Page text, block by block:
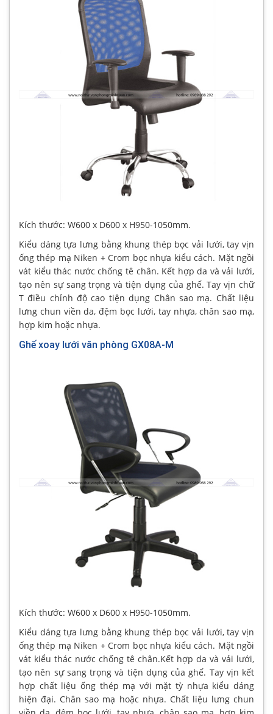
Kích thước: W600 x D600 x H950-1050mm.
Kiểu dáng tựa lưng bằng khung thép bọc vải lưới, tay vịn
ống thép mạ Niken + Crom bọc nhựa kiểu cách. Mặt ngồi
vát kiểu thác nước chống tê chân. Kết hợp da và vải lưới,
tạo nên sự sang trọng và tiện dụng của ghế. Tay vịn chữ
T điều chỉnh độ cao tiện dụng Chân sao mạ. Chất liệu
lưng chun viền da, đệm bọc lưới, tay nhựa, chân sao mạ,
hợp kim hoặc nhựa.
Ghế xoay lưới văn phòng GX08A-M
Kích thước: W600 x D600 x H950-1050mm.
Kiểu dáng tựa lưng bằng khung thép bọc vải lưới, tay vịn
ống thép mạ Niken + Crom bọc nhựa kiểu cách. Mặt ngồi
vát kiểu thác nước chống tê chân.Kết hợp da và vải lưới,
tạo nên sự sang trọng và tiện dụng của ghế. Tay vịn kết
hợp chất liệu ống thép mạ với mặt tỳ nhựa kiểu dáng
hiện đại. Chân sao mạ hoặc nhựa. Chất liệu lưng chun